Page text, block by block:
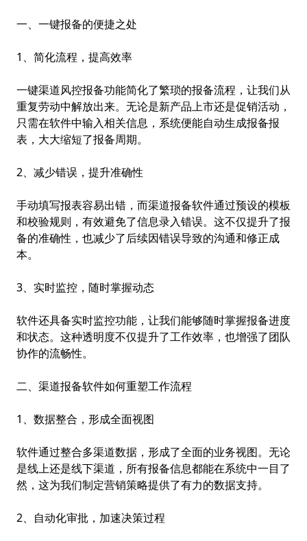
一、一键报备的便捷之处
1、简化流程，提高效率
一键渠道风控报备功能简化了繁琐的报备流程，让我们从
重复劳动中解放出来。无论是新产品上市还是促销活动，
只需在软件中输入相关信息，系统便能自动生成报备报
表，大大缩短了报备周期。
2、减少错误，提升准确性
手动填写报表容易出错，而渠道报备软件通过预设的模板
和校验规则，有效避免了信息录入错误。这不仅提升了报
备的准确性，也减少了后续因错误导致的沟通和修正成
本。
3、实时监控，随时掌握动态
软件还具备实时监控功能，让我们能够随时掌握报备进度
和状态。这种透明度不仅提升了工作效率，也增强了团队
协作的流畅性。
二、渠道报备软件如何重塑工作流程
1、数据整合，形成全面视图
软件通过整合多渠道数据，形成了全面的业务视图。无论
是线上还是线下渠道，所有报备信息都能在系统中一目了
然，这为我们制定营销策略提供了有力的数据支持。
2、自动化审批，加速决策过程